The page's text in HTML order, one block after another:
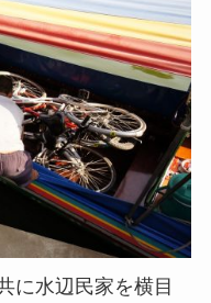
に水辺民家を横目